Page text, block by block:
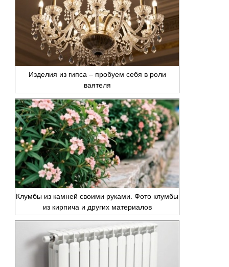
Изделия из гипса – пробуем себя в роли
ваятеля
Клумбы из камней своими руками. Фото клумбы
из кирпича и других материалов